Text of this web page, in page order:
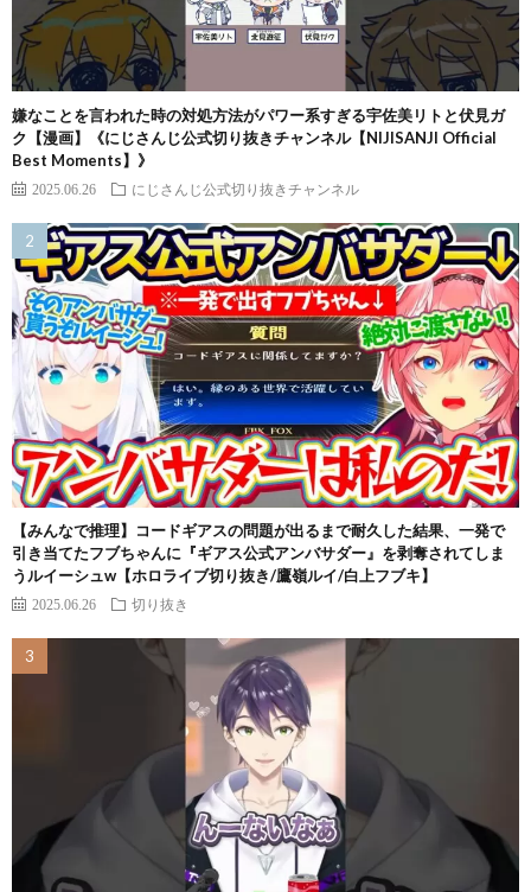
嫌なことを言われた時の対処方法がパワー系すぎる宇佐美リトと伏見ガ
ク【漫画】《にじさんじ公式切り抜きチャンネル【NIJISANJI Official
Best Moments】》
2025.06.26 にじさんじ公式切り抜きチャンネル
【みんなで推理】コードギアスの問題が出るまで耐久した結果、一発で
引き当てたフブちゃんに『ギアス公式アンバサダー』を剥奪されてしま
うルイーシュw【ホロライブ切り抜き/鷹嶺ルイ/白上フブキ】
2025.06.26 切り抜き